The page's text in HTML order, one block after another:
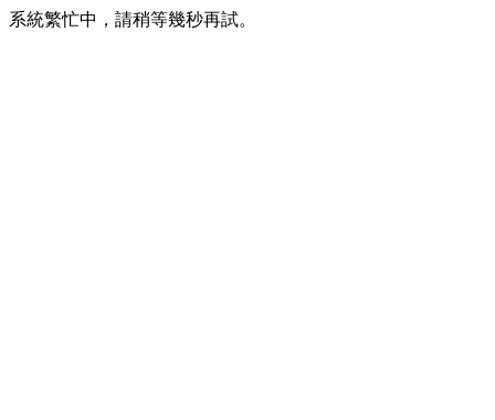
系統繁忙中，請稍等幾秒再試。